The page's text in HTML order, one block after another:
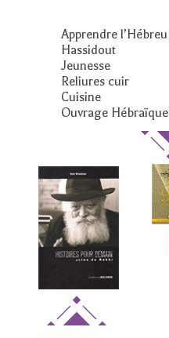
Apprendre l’Hébreu
Hassidout
Jeunesse
Reliures cuir
Cuisine
Ouvrage Hébraïque